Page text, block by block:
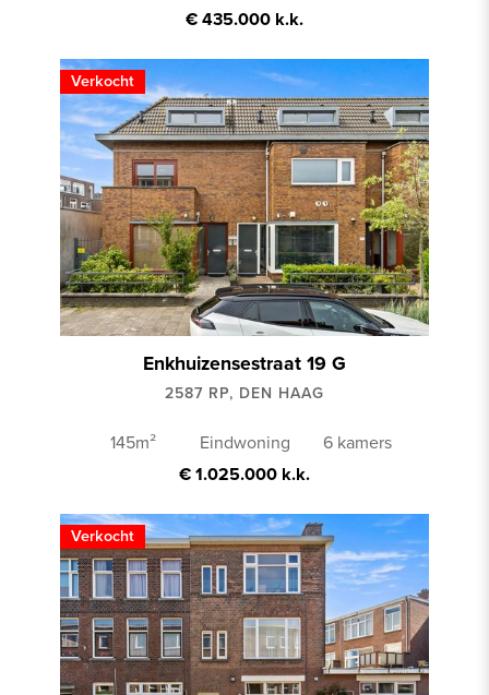
€ 435.000 k.k.
Verkocht
Enkhuizensestraat 19 G
2587 RP, DEN HAAG
145m² Eindwoning
6 kamers
€ 1.025.000 k.k.
Verkocht